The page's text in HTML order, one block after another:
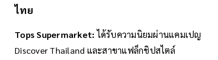
ไทย
Tops Supermarket: ได้รับความนิยมผ่านแคมเปญ
Discover Thailand และสาขาแฟล็กชิปสไตล์